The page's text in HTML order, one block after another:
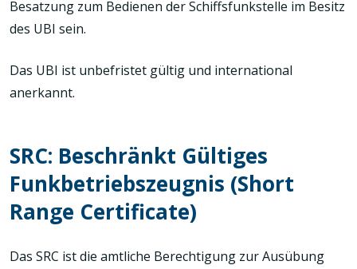
Besatzung zum Bedienen der Schiffsfunkstelle im Besitz
des UBI sein.
Das UBI ist unbefristet gültig und international
anerkannt.
SRC: Beschränkt Gültiges
Funkbetriebszeugnis (Short
Range Certificate)
Das SRC ist die amtliche Berechtigung zur Ausübung